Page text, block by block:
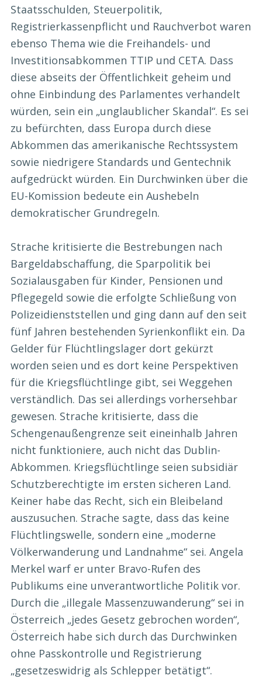
Staatsschulden, Steuerpolitik,
Registrierkassenpflicht und Rauchverbot waren
ebenso Thema wie die Freihandels- und
Investitionsabkommen TTIP und CETA. Dass
diese abseits der Öffentlichkeit geheim und
ohne Einbindung des Parlamentes verhandelt
würden, sein ein „unglaublicher Skandal“. Es sei
zu befürchten, dass Europa durch diese
Abkommen das amerikanische Rechtssystem
sowie niedrigere Standards und Gentechnik
aufgedrückt würden. Ein Durchwinken über die
EU-Komission bedeute ein Aushebeln
demokratischer Grundregeln.
Strache kritisierte die Bestrebungen nach
Bargeldabschaffung, die Sparpolitik bei
Sozialausgaben für Kinder, Pensionen und
Pflegegeld sowie die erfolgte Schließung von
Polizeidienststellen und ging dann auf den seit
fünf Jahren bestehenden Syrienkonflikt ein. Da
Gelder für Flüchtlingslager dort gekürzt
worden seien und es dort keine Perspektiven
für die Kriegsflüchtlinge gibt, sei Weggehen
verständlich. Das sei allerdings vorhersehbar
gewesen. Strache kritisierte, dass die
Schengenaußengrenze seit eineinhalb Jahren
nicht funktioniere, auch nicht das Dublin-
Abkommen. Kriegsflüchtlinge seien subsidiär
Schutzberechtigte im ersten sicheren Land.
Keiner habe das Recht, sich ein Bleibeland
auszusuchen. Strache sagte, dass das keine
Flüchtlingswelle, sondern eine „moderne
Völkerwanderung und Landnahme“ sei. Angela
Merkel warf er unter Bravo-Rufen des
Publikums eine unverantwortliche Politik vor.
Durch die „illegale Massenzuwanderung“ sei in
Österreich „jedes Gesetz gebrochen worden“,
Österreich habe sich durch das Durchwinken
ohne Passkontrolle und Registrierung
„gesetzeswidrig als Schlepper betätigt“.